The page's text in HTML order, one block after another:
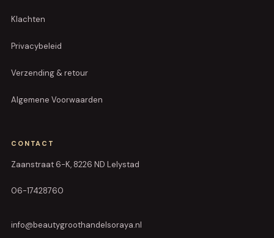
Klachten
Privacybeleid
Verzending & retour
Algemene Voorwaarden
CONTACT
Zaanstraat 6-K, 8226 ND Lelystad
06-17428760
info@beautygroothandelsoraya.nl